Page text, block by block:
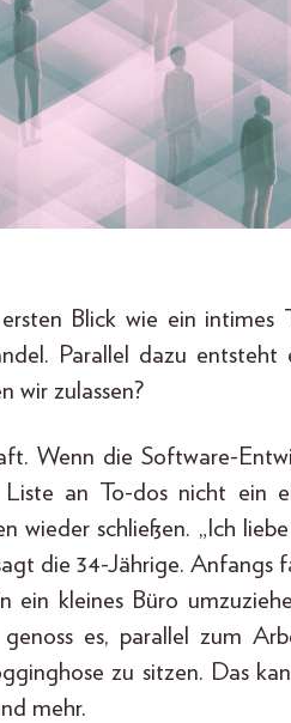
Blick wie ein intimes
Parallel dazu entsteht
wir zulassen?
Wenn die Software-
an To-dos nicht ein
wieder schließen. „Ich
die 34-Jährige. Anfangs
ein kleines Büro
es, parallel zum
zu sitzen. Das
mehr.